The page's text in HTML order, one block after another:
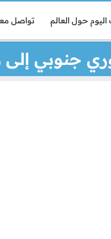
حول العالم تواصل
جنوبي إلى